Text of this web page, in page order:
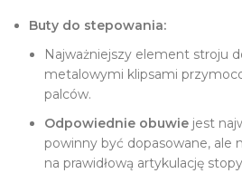
Buty do stepowania:
Najważniejszy element stroju
metalowymi klipsami
palców.
Odpowiednie obuwie jest
powinny być dopasowane, ale
na prawidłową artykulację